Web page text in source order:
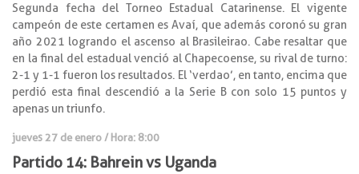
Segunda fecha del Torneo Estadual Catarinense. El vigente
campeón de este certamen es Avaí, que además coronó su gran
año 2021 logrando el ascenso al Brasileirao. Cabe resaltar que
en la final del estadual venció al Chapecoense, su rival de turno:
2-1 y 1-1 fueron los resultados. El ‘verdao’, en tanto, encima que
perdió esta final descendió a la Serie B con solo 15 puntos y
apenas un triunfo.
jueves 27 de enero / Hora: 8:00
Partido 14: Bahrein vs Uganda